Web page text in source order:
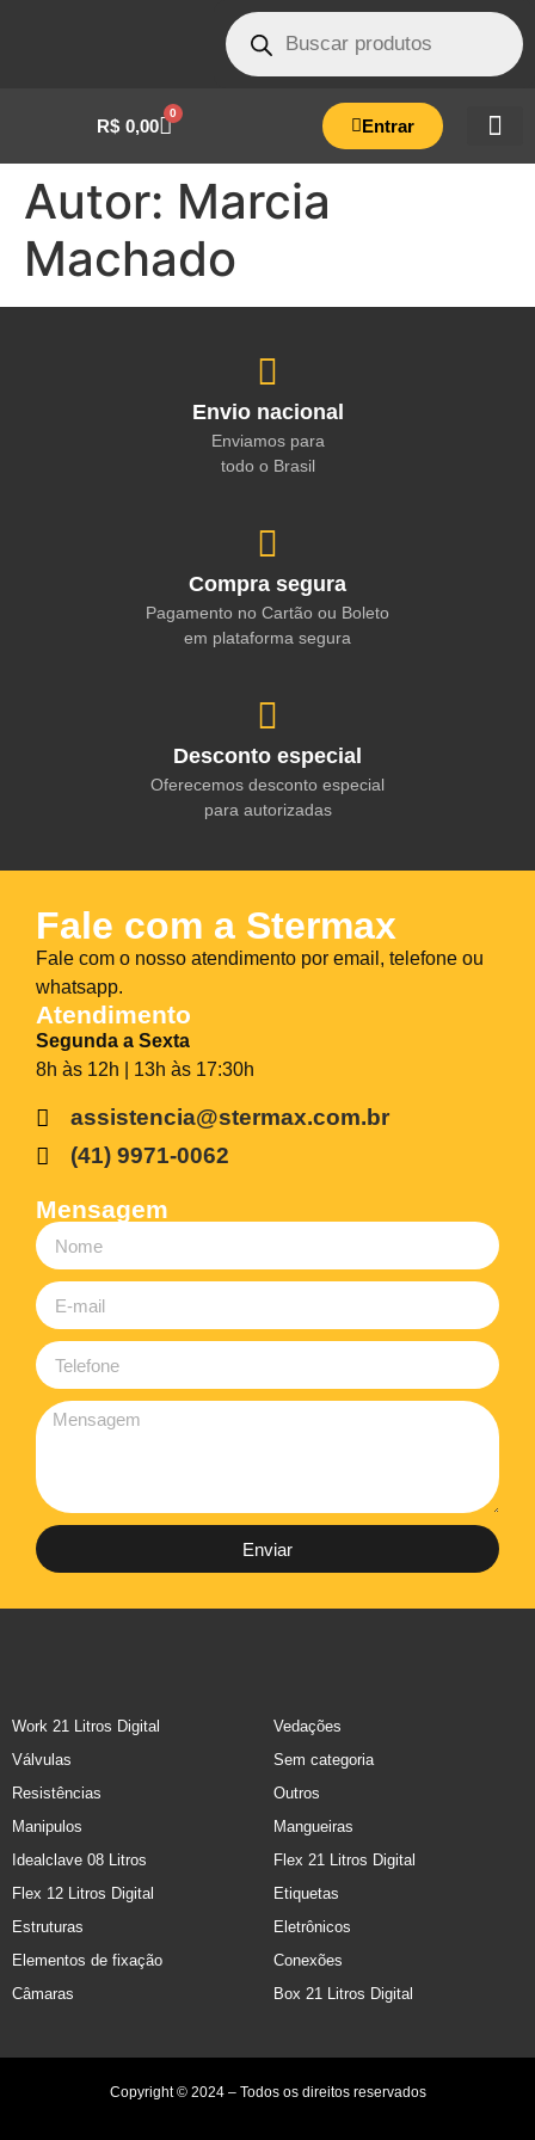
R$ 0,00
0
Entrar
Autor: Marcia
Machado
Envio nacional
Enviamos para
todo o Brasil
Compra segura
Pagamento no Cartão ou Boleto
em plataforma segura
Desconto especial
Oferecemos desconto especial
para autorizadas
Fale com a Stermax
Fale com o nosso atendimento por email, telefone ou
whatsapp.
Atendimento
Segunda a Sexta
8h às 12h | 13h às 17:30h
assistencia@stermax.com.br
(41) 9971-0062
Mensagem
Enviar
Work 21 Litros Digital
Vedações
Válvulas
Sem categoria
Resistências
Outros
Manipulos
Mangueiras
Idealclave 08 Litros
Flex 21 Litros Digital
Flex 12 Litros Digital
Etiquetas
Estruturas
Eletrônicos
Elementos de fixação
Conexões
Câmaras
Box 21 Litros Digital
Copyright © 2024 – Todos os direitos reservados